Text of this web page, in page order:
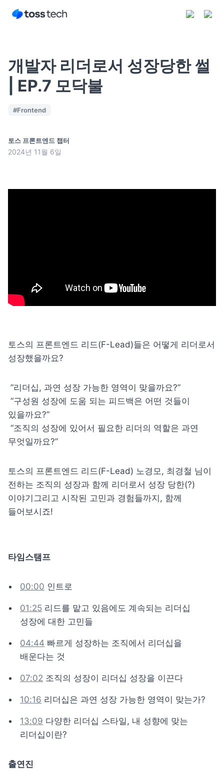
구독하기
개발자 리더로서 성장당한 썰
| EP.7 모닥불
#Frontend
토스 프론트엔드 챕터
2024년 11월 6일
토스의 프론트엔드 리드(F-Lead)들은 어떻게 리더로서
성장했을까요?
있을까요?”
무엇일까요?”
토스의 프론트엔드 리드(F-Lead) 노경모, 최경철 님이
전하는 조직의 성장과 함께 리더로서 성장 당한(?)
이야기그리고 시작된 고민과 경험들까지, 함께
들어보시죠!
타임스탬프
00:00 인트로
01:25 리드를 맡고 있음에도 계속되는 리더십
성장에 대한 고민들
04:44 빠르게 성장하는 조직에서 리더십을
배운다는 것
07:02 조직의 성장이 리더십 성장을 이끈다
10:16 리더십은 과연 성장 가능한 영역이 맞는가?
13:09 다양한 리더십 스타일, 내 성향에 맞는
출연진